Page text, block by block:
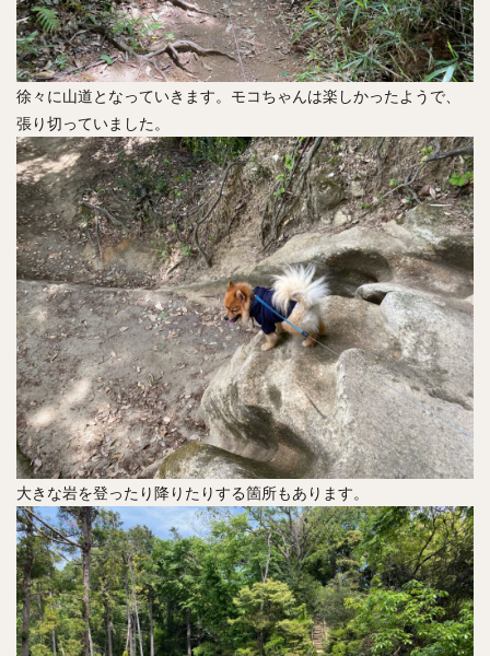
徐々に山道となっていきます。モコちゃんは楽しかったようで、
張り切っていました。
大きな岩を登ったり降りたりする箇所もあります。